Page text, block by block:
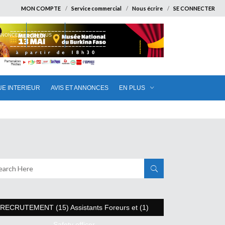
MON COMPTE Service commercial Nous écrire SE CONNECTER
INTERIEUR AVIS ET ANNONCES EN PLUS
EN PLUS
RECRUTEMENT (15) Assistants Foreurs et (1)